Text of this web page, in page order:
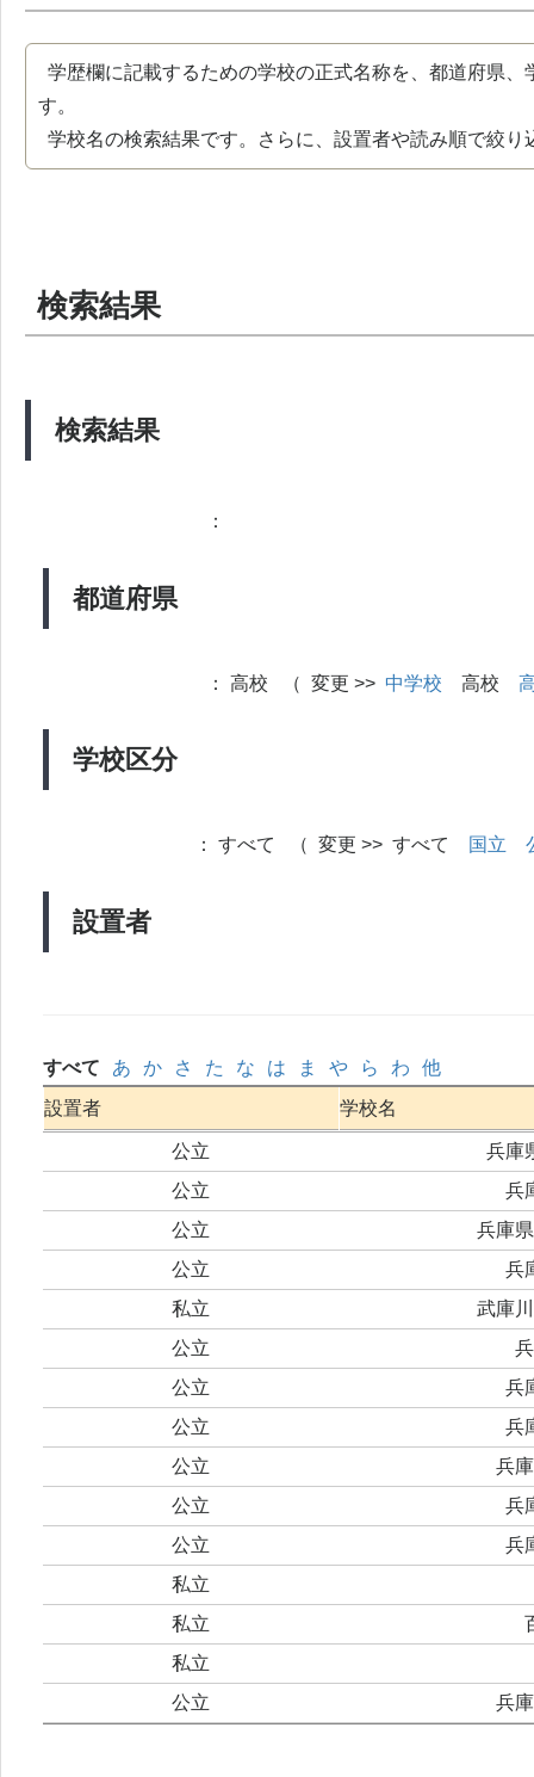
学歴欄に記載するための学校の正式名称を、都道府県
す。
学校名の検索結果です。さらに、設置者や読み順で絞り
検索結果
検索結果
都道府県
：
学校区分
： 高校 （ 変更 >> 中学校 高校
設置者
： すべて （ 変更 >> すべて 国立
すべて あ か さ た な は ま や ら わ
他
設置者
学校名
公立
兵庫
公立
兵
公立
兵庫
公立
兵
私立
武庫
公立
公立
兵
公立
兵
公立
兵
公立
兵
公立
兵
私立
私立
私立
公立
兵